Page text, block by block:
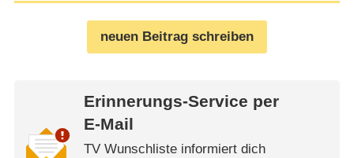
neuen Beitrag schreiben
Erinnerungs-Service per
E-Mail
TV Wunschliste informiert dich